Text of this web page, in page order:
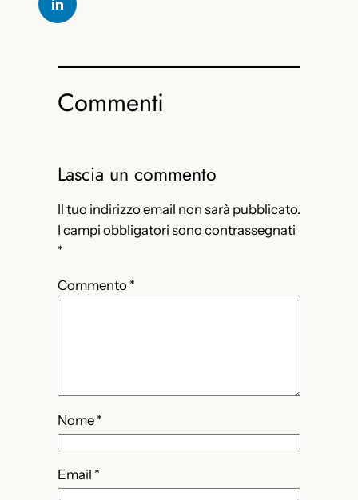
Commenti
Lascia un commento
Il tuo indirizzo email non sarà pubblicato.
I campi obbligatori sono contrassegnati
*
Commento *
Nome *
Email *